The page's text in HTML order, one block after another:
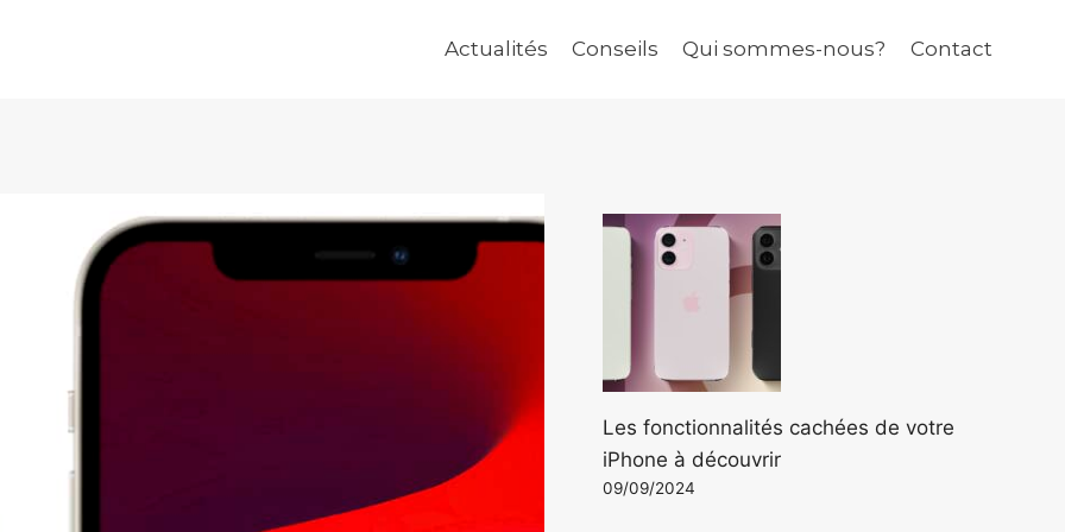
Actualités Conseils Qui sommes-nous? Contact
Les fonctionnalités cachées de votre
iPhone à découvrir
09/09/2024